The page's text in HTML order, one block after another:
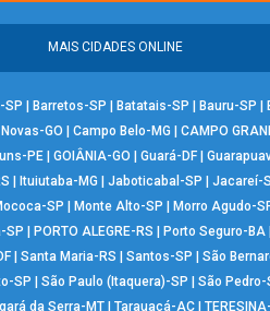
MAIS CIDADES ONLINE
SP | Barretos-SP | Batatais-SP | Bauru-SP |
GO | Campo Belo-MG | CAMPO
PE | GOIÂNIA-GO | Guará-DF |
| Ituiutaba-MG | Jaboticabal-SP | Jacareí-
SP | Monte Alto-SP | Morro Agudo-
SP | PORTO ALEGRE-RS | Porto Seguro-BA|
| Santa Maria-RS | Santos-SP | São
SP | São Paulo (Itaquera)-SP | São Pedro-
da Serra-MT| Tarauacá-AC|